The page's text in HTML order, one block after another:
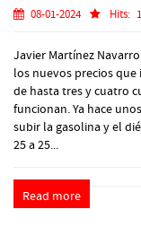
08-01-2024 Hits:
Javier Martínez
los nuevos precios
de hasta tres y cuatro
funcionan. Ya hace
subir la gasolina y el
25 a 25...
Read more